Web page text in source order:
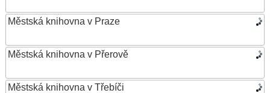
Městská knihovna v Praze
Městská knihovna v Přerově
Městská knihovna v Třebíči